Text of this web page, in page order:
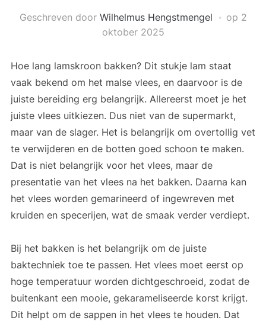
Geschreven door Wilhelmus Hengstmengel op 2
oktober 2025
Hoe lang lamskroon bakken? Dit stukje lam staat
vaak bekend om het malse vlees, en daarvoor is de
juiste bereiding erg belangrijk. Allereerst moet je het
juiste vlees uitkiezen. Dus niet van de supermarkt,
maar van de slager. Het is belangrijk om overtollig vet
te verwijderen en de botten goed schoon te maken.
Dat is niet belangrijk voor het vlees, maar de
presentatie van het vlees na het bakken. Daarna kan
het vlees worden gemarineerd of ingewreven met
kruiden en specerijen, wat de smaak verder verdiept.
Bij het bakken is het belangrijk om de juiste
baktechniek toe te passen. Het vlees moet eerst op
hoge temperatuur worden dichtgeschroeid, zodat de
buitenkant een mooie, gekarameliseerde korst krijgt.
Dit helpt om de sappen in het vlees te houden. Dat